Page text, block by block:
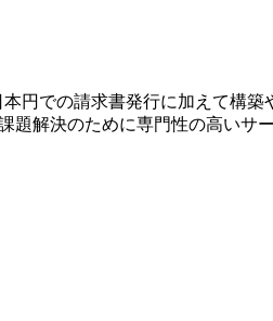
円での請求書発行に加えて構
解決のために専門性の高いサ